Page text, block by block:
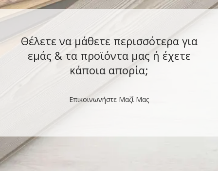
Θέλετε να μάθετε περισσότερα για
εμάς & τα προϊόντα μας ή έχετε
κάποια απορία;
Επικοινωνήστε Μαζί Μας